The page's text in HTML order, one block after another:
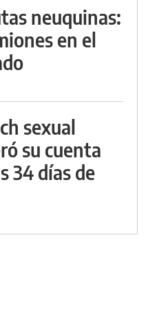
neuquinas:
en el
sexual
su cuenta
34 días de